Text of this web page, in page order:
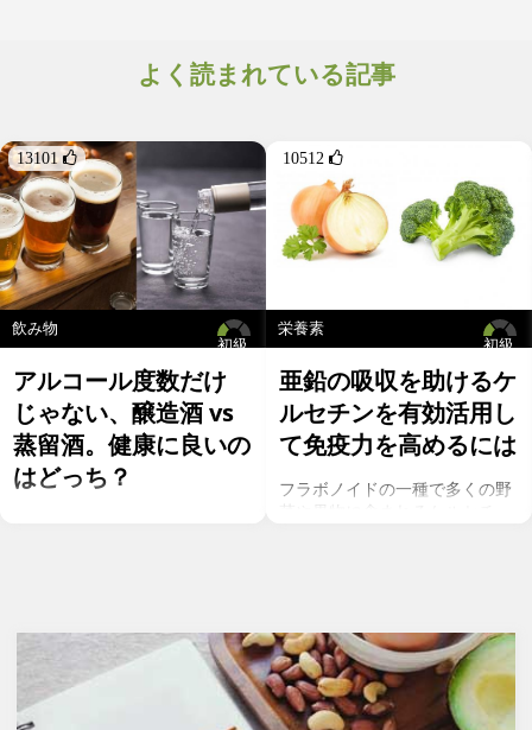
よく読まれている記事
13101 
初級
飲み物
アルコール度数だけ
じゃない、醸造酒 vs
蒸留酒。健康に良いの
はどっち？
やウォッカ等の蒸留酒は、度数
も高いため健康に悪そうなイ
メージで、ワインや日本酒など
は何となくナチュラルな感じで
アルコール度数も低いのでそう
10512 
初級
栄養素
亜鉛の吸収を助けるケ
ルセチンを有効活用し
て免疫力を高めるには
フラボノイドの一種で多くの野
菜や果物に含まれるケルセチ
まれるケルセチンが、血中コレ
ステロールを値を抑え心臓病の
リスクを軽減するということを
お伝えしましたが、ケルセチン